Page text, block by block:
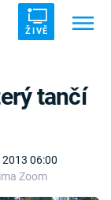
ŽIVĚ
06:00
Zoom
tančí